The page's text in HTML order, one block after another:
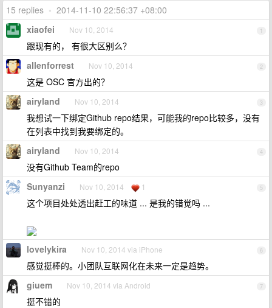
15 replies • 2014-11-10 22:56:37 +08:00
1
xiaofei Nov 10, 2014
跟现有的， 有很大区别么？
2
allenforrest Nov 10, 2014
这是 OSC 官方出的？
3
airyland Nov 10, 2014
我想试一下绑定Github repo结果，可能我的repo比较多，没有
在列表中找到我要绑定的。
4
airyland Nov 10, 2014
没有Github Team的repo
5
Sunyanzi Nov 10, 2014 1
这个项目处处透出赶工的味道 ... 是我的错觉吗 ...
6
lovelykira Nov 10, 2014 via iPhone
感觉挺棒的。小团队互联网化在未来一定是趋势。
7
giuem Nov 10, 2014 via Android
挺不错的